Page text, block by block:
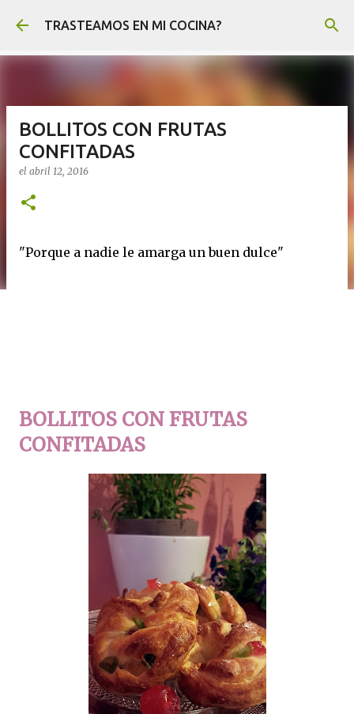
Ir al contenido principal
TRASTEAMOS EN MI COCINA?
BOLLITOS CON FRUTAS
CONFITADAS
el abril 12, 2016
"Porque a nadie le amarga un buen dulce"
BOLLITOS CON FRUTAS
CONFITADAS